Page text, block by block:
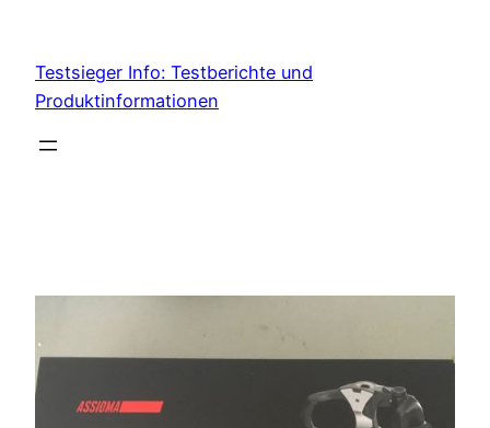
content
Testsieger Info: Testberichte und
Produktinformationen